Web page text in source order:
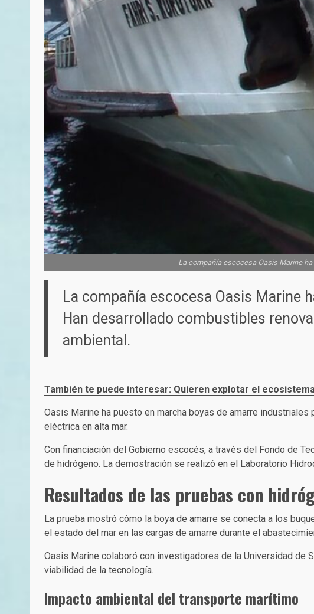
La compañía escocesa Oasis Marine
La compañía escocesa Oasis Marine
Han desarrollado combustibles
ambiental.
También te puede interesar: Quieren explotar el
Oasis Marine ha puesto en marcha boyas de amarre
eléctrica en alta mar.
Con financiación del Gobierno escocés, a través del Fondo de
de hidrógeno. La demostración se realizó en el Laboratorio
Resultados de las pruebas con
La prueba mostró cómo la boya de amarre se conecta a los
el estado del mar en las cargas de amarre durante el
Oasis Marine colaboró con investigadores de la Universidad de
viabilidad de la tecnología.
Impacto ambiental del transporte marítimo